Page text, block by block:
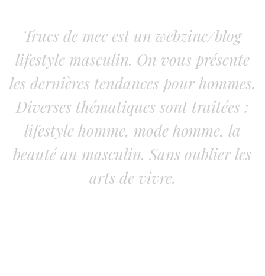
Trucs de mec est un webzine/blog
lifestyle masculin. On vous présente
les dernières tendances pour hommes.
Diverses thématiques sont traitées :
lifestyle homme, mode homme, la
beauté au masculin. Sans oublier les
arts de vivre.